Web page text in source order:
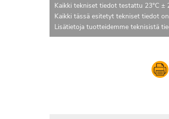
Kaikki tekniset tiedot testattu 23°C ±
Kaikki tässä esitetyt tekniset tiedot
Lisätietoja tuotteidemme teknisistä